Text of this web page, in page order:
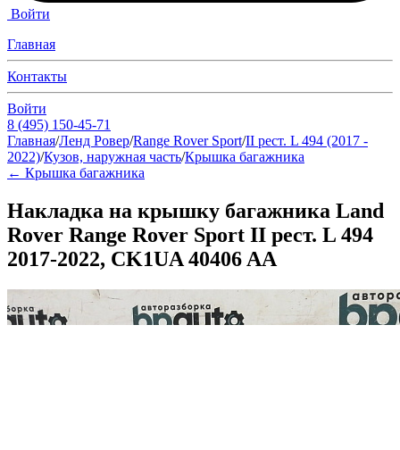
Войти
Главная
Контакты
Войти
8 (495) 150-45-71
Главная/Ленд Ровер/Range Rover Sport/II рест. L 494 (2017 -
2022)/Кузов, наружная часть/Крышка багажника
← Крышка багажника
Накладка на крышку багажника Land
Rover Range Rover Sport II рест. L 494
2017-2022, CK1UA 40406 AA